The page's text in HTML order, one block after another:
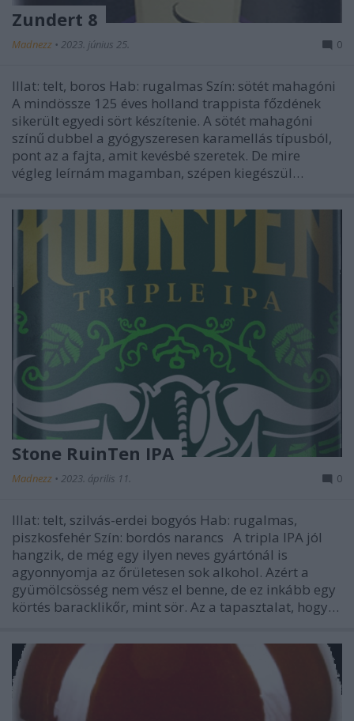
Zundert 8
Madnezz • 2023. június 25. 0
Illat: telt, boros Hab: rugalmas Szín: sötét mahagóni
A mindössze 125 éves holland trappista főzdének
sikerült egyedi sört készítenie. A sötét mahagóni
színű dubbel a gyógyszeresen karamellás típusból,
pont az a fajta, amit kevésbé szeretek. De mire
végleg leírnám magamban, szépen kiegészül…
Stone RuinTen IPA
Madnezz • 2023. április 11. 0
Illat: telt, szilvás-erdei bogyós Hab: rugalmas,
piszkosfehér Szín: bordós narancs A tripla IPA jól
hangzik, de még egy ilyen neves gyártónál is
agyonnyomja az őrületesen sok alkohol. Azért a
gyümölcsösség nem vész el benne, de ez inkább egy
körtés baracklikőr, mint sör. Az a tapasztalat, hogy…